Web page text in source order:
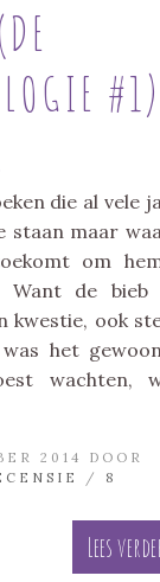
die al vele
staan maar
om
Want de bieb
kwestie, ook
het
wachten,
2014 DOOR
/
8
Lees